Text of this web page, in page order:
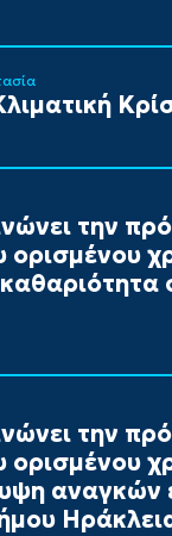
την
ορισμένου
την
ορισμένου
αναγκών